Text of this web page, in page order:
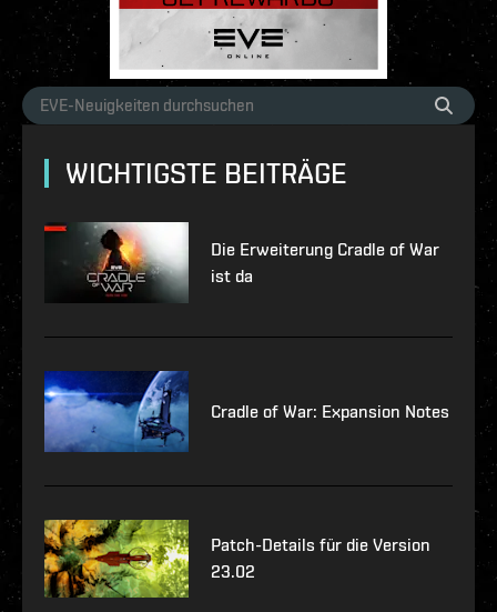
WICHTIGSTE BEITRÄGE
Die Erweiterung Cradle of War
ist da
Cradle of War: Expansion Notes
Patch-Details für die Version
23.02